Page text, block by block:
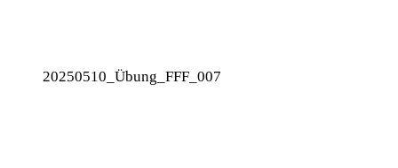
20250510_Übung_FFF_007